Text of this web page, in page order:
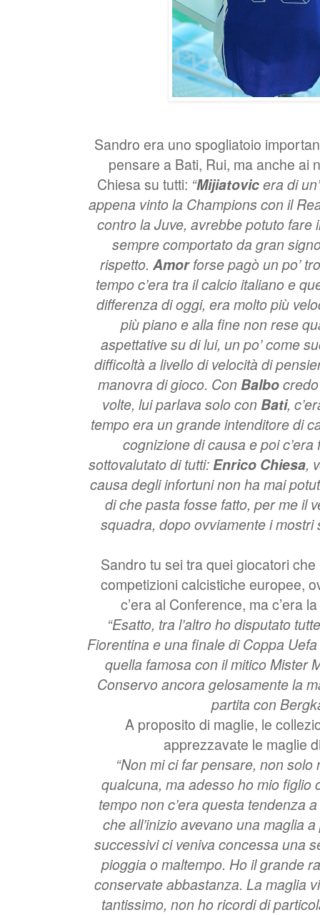
Sandro era uno spogliatoio
pensare a Bati, Rui, ma anche ai
Chiesa su tutti: “Mijiatovicera di
appena vinto la Champions con il
contro la Juve, avrebbe potuto fare
sempre comportato da gran
rispetto. Amorforse pagò un po’
tempo c’era tra il calcio italiano e
differenza di oggi, era molto più
più piano e alla fine non rese
aspettative su di lui, un po’ come
difficoltà a livello di velocità di
manovra di gioco. Con Balbo
volte, lui parlava solo con Bati,
tempo era un grande intenditore di
cognizione di causa e poi
sottovalutato di tutti: Enrico Chiesa,
causa degli infortuni non ha mai
di che pasta fosse fatto, per me il
squadra, dopo ovviamente i mostri
Sandro tu sei tra quei giocatori
competizioni calcistiche europee,
c’era al Conference, ma c’era
“Esatto, tra l’altro ho disputato
Fiorentina e una finale di Coppa
quella famosa con il mitico Mister
Conservo ancora gelosamente la
partita con
A proposito di maglie, le
apprezzavate le maglie
“Non mi ci far pensare, non
qualcuna, ma adesso ho mio figlio
tempo non c’era questa tendenza
che all’inizio avevano una maglia
successivi ci veniva concessa una
pioggia o maltempo. Ho il grande
conservate abbastanza. La maglia
tantissimo, non ho ricordi di